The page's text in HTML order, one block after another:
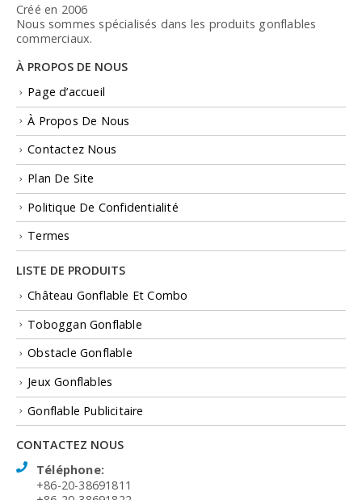
Créé en 2006
Nous sommes spécialisés dans les produits gonflables
commerciaux.
À PROPOS DE NOUS
Page d’accueil
À Propos De Nous
Contactez Nous
Plan De Site
Politique De Confidentialité
Termes
LISTE DE PRODUITS
Château Gonflable Et Combo
Toboggan Gonflable
Obstacle Gonflable
Jeux Gonflables
Gonflable Publicitaire
CONTACTEZ NOUS
Téléphone:
+86-20-38691811